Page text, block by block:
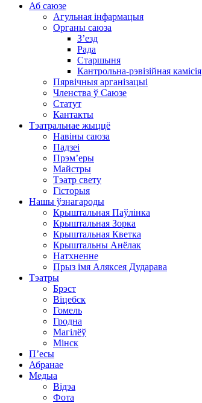
Аб саюзе
Агульная інфармацыя
Органы саюза
З’езд
Рада
Старшыня
Кантрольна-рэвізійная камісія
Пярвічныя арганізацыі
Членства ў Саюзе
Статут
Кантакты
Тэатральнае жыццё
Навіны саюза
Падзеі
Прэм’еры
Майстры
Тэатр свету
Гісторыя
Нашы ўзнагароды
Крыштальная Паўлінка
Крыштальная Зорка
Крыштальная Кветка
Крыштальны Анёлак
Натхненне
Прыз імя Аляксея Дударава
Тэатры
Брэст
Віцебск
Гомель
Гродна
Магілёў
Мінск
П’есы
Абранае
Медыа
Відэа
Фота